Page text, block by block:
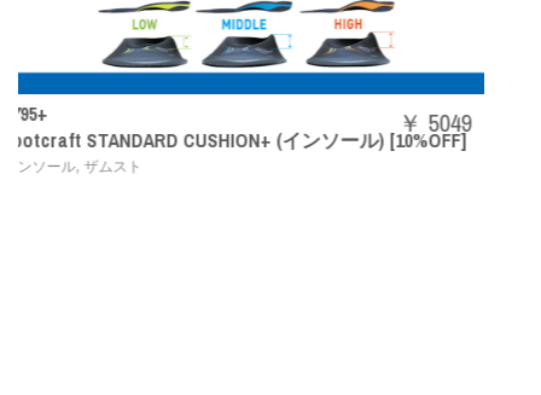
ール) [10%OFF]
パワークッションエアラスZメン